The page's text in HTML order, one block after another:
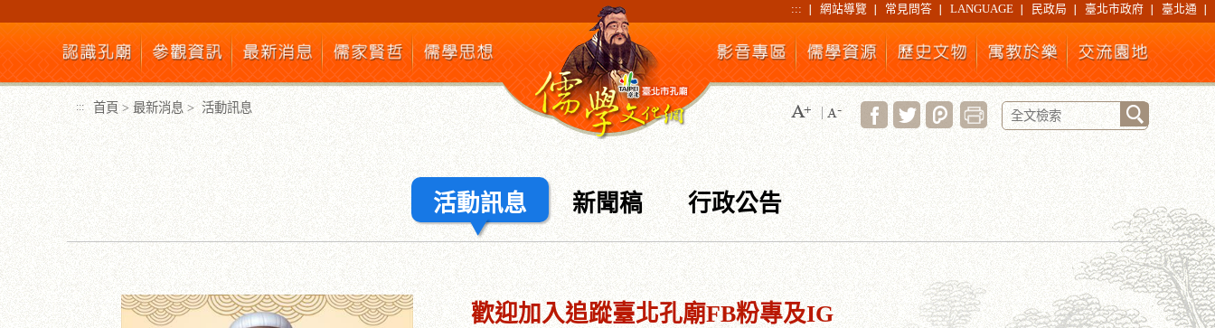
主
要
內
容
區
塊
::: 網站導覽 常見問答 LANGUAGE 民政局 臺北市政府 臺北通
::: 首頁 > 最新消息 > 活動訊息
活動訊息 新聞稿 行政公告
:::
歡迎加入追蹤臺北孔廟FB粉專及IG